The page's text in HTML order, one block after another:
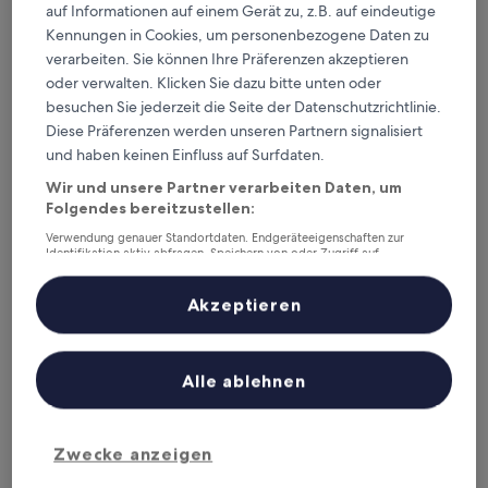
Dragsholm Slot
Dragsholm Slot
4.0-
Sterne-
3,9 km von Vallekilde Keramik entfernt
von
10,
Außergewöhnlich,
(163
Bewertungen)
9,4/10 Außergewöhnlich
beträgt
inkl. Steuern & Gebühren
23. Aug.–24. Aug.
Holmehuset Bed & Breakfast - Gårdhotel
auf Informationen auf einem Gerät zu, z.B. auf eindeutige
Kennungen in Cookies, um personenbezogene Daten zu
verarbeiten. Sie können Ihre Präferenzen akzeptieren
oder verwalten. Klicken Sie dazu bitte unten oder
besuchen Sie jederzeit die Seite der Datenschutzrichtlinie.
Diese Präferenzen werden unseren Partnern signalisiert
und haben keinen Einfluss auf Surfdaten.
Wir und unsere Partner verarbeiten Daten, um
Folgendes bereitzustellen:
Verwendung genauer Standortdaten. Endgeräteeigenschaften zur
Identifikation aktiv abfragen. Speichern von oder Zugriff auf
Inhalte, Messung von Werbeleistung und der Performance von Inhalten,
Zielgruppenforschung sowie Entwicklung und Verbesserung von
Liste der Partner (Lieferanten)
Zwecke anzeigen
Alle ablehnen
Akzeptieren